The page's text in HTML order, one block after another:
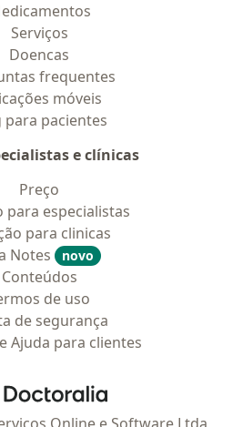
Serviços
Doencas
frequentes
móveis
para pacientes
e clínicas
Preço
para especialistas
para clinicas
Notes
novo
Conteúdos
de uso
de segurança
Ajuda para clientes
Doctoralia - Homepage